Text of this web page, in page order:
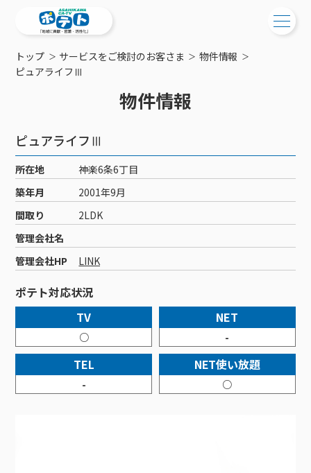
ご検討中の方
工事・配線について
新居をご検討中の方へ
ポテトを導入している集合住宅
物件情報
特典・キャンペーン
おトクな割引サービス
ご加入中の方
ご加入中のサービス確認・変更
WEBメール
サポートサービス
サポートサービストップ
リモートコール
回線速度測定
接続・設定⽅法
訪問サポート＆サポートパックサービス料⾦表
新着情報
メンテナンス・障害情報
ポテトからのプレゼント
イベントカレンダー
講座のご案内
サービス案内
サービス案内
ケーブルテレビ
ケーブルテレビトップ
チャンネル紹介
料⾦プラン
NHK衛星受信料団体⼀括⽀払
機器⼀覧
インターネット
インターネットトップ
料⾦プラン
Wi-Fiサービス
ポテトホーム防犯カメラ
オプションサービス
インターネットギガシェアプラン
固定電話
固定電話トップ
基本料⾦・通話料⾦
オプションサービス
auスマートバリュー
auまとめトーク
ポテトスマートフォントップ
料⾦プラン
機種⼀覧
オプションサービス
でんき
でんきトップ
ポラリンでんき×ポテト
ポテトでんき
暮らしを快適にするサービス
暮らしを快適にするサービストップ
ポテトライフメール
コミチャン
お困りの方はこちら
会社案内
メンテナンス
障害情報
トップ サービスをご検討のお客さま
物件情報
ピュアライフⅢ
物件情報
ピュアライフⅢ
所在地
神楽6条6丁目
築年月
2001年9月
間取り
2LDK
管理会社名
管理会社HP
LINK
ポテト対応状況
TV
○
NET
-
TEL
-
NET使い放題
○